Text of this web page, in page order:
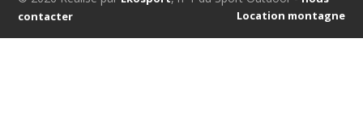
contacter
Location montagne